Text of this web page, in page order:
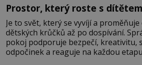
Prostor, který roste s dítětem
Je to svět, který se vyvíjí a
dětských krůčků až po dospívání.
pokoj podporuje bezpečí, kreativitu,
odpočinek a reaguje na každou